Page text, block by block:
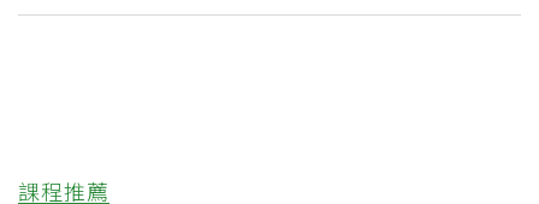
課程推薦